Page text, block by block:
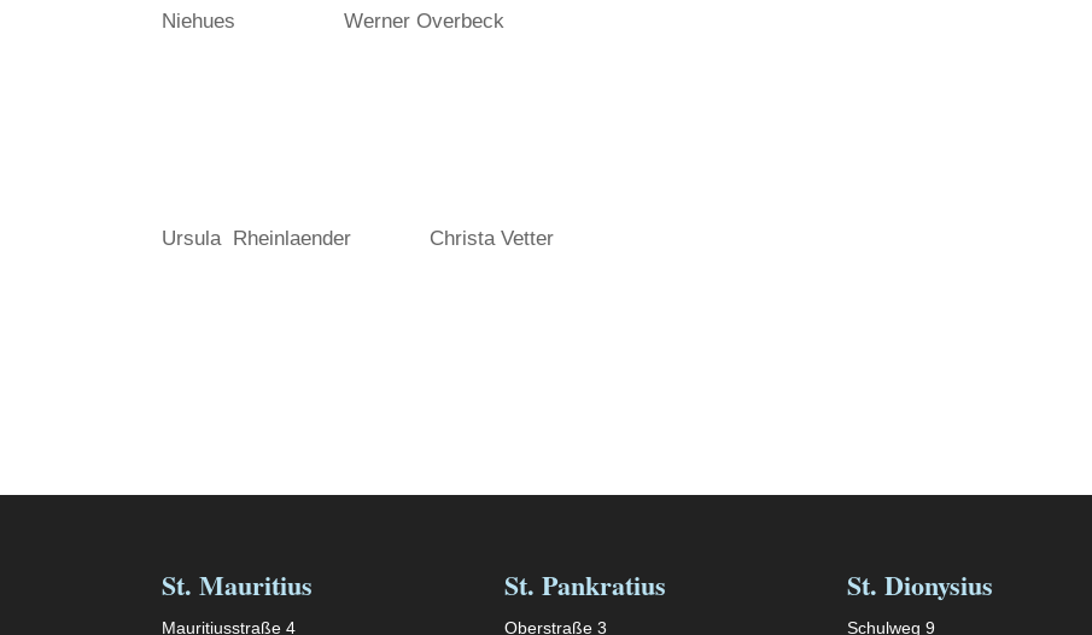
Niehues Werner Overbeck
Ursula Rheinlaender Christa Vetter
St. Mauritius
Mauritiusstraße 4
St. Pankratius
Oberstraße 3
St. Dionysius
Schulweg 9